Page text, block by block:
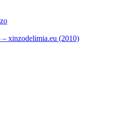
– xinzodelimia.eu (2010)